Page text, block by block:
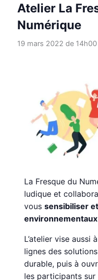
Atelier La
Numérique
19 mars 2022 de 14h00
La Fresque du
ludique et
voussensibiliser
L’atelier vise aussi
lignes des
durable, puis à
les participants sur